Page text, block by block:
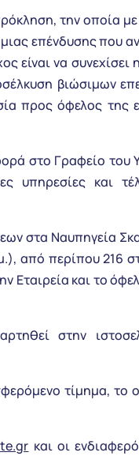
την οποία
επένδυσης που
είναι να συνεχίσει
βιώσιμων
προς όφελος της
στο Γραφείο του
υπηρεσίες και
στα Ναυπηγεία
από περίπου 216
Εταιρεία και το
στην
τίμημα, το
και οι